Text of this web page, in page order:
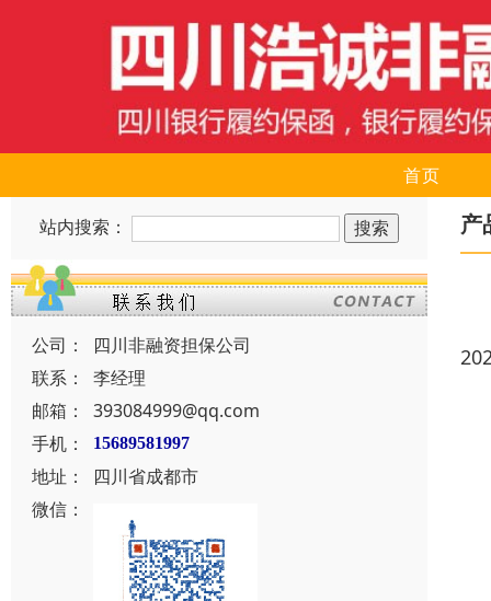
首页
站内搜索：
公司：
四川非融资担保公司
联系：
李经理
邮箱：
393084999@qq.com
手机：
15689581997
地址：
四川省成都市
微信：
产